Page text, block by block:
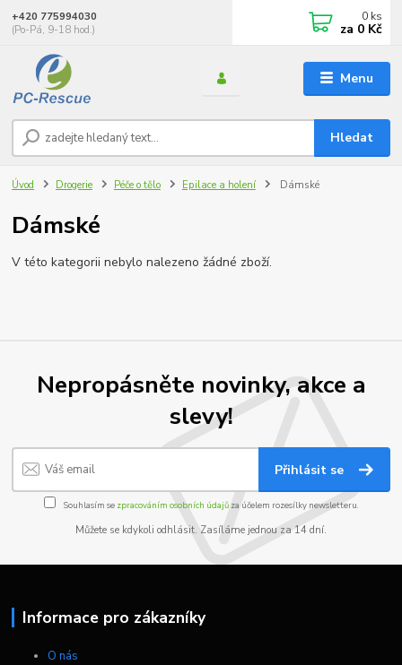
Menu
Hledat
+420 775994030
(Po-Pá, 9-18 hod.)
0 ks
za 0 Kč
Úvod Drogerie Péče o tělo Epilace a holení Dámské
Dámské
V této kategorii nebylo nalezeno žádné zboží.
Nepropásněte novinky, akce a
slevy!
Přihlásit se
Souhlasím se zpracováním osobních údajůza účelem rozesílky newsletteru.
Můžete se kdykoli odhlásit. Zasíláme jednou za 14 dní.
Informace pro zákazníky
O nás